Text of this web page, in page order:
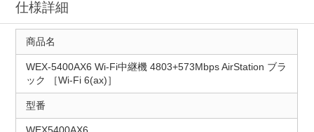
仕様詳細
商品名
WEX-5400AX6 Wi-Fi中継機 4803+573Mbps AirStation ブラ
ック ［Wi-Fi 6(ax)］
型番